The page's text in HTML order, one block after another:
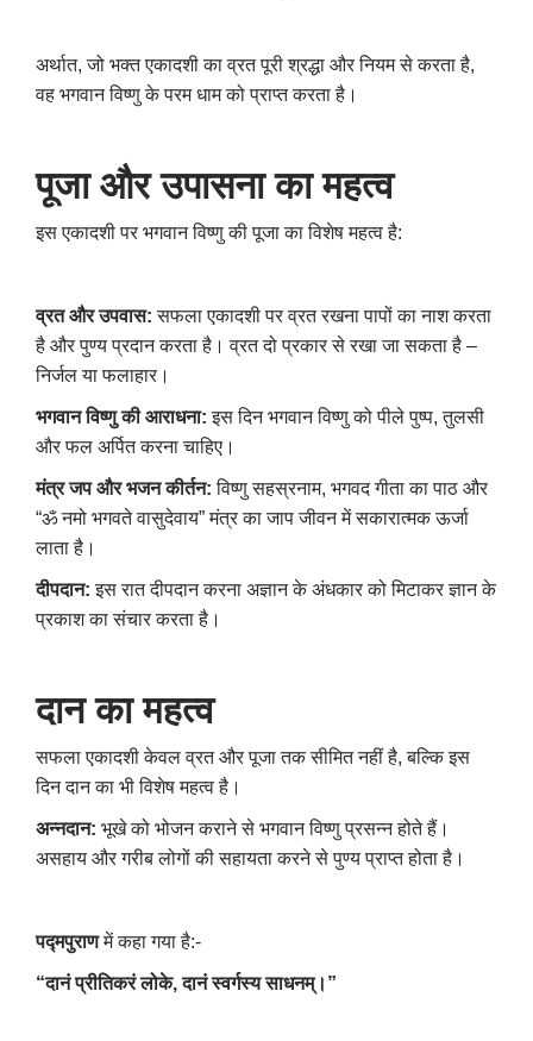
अर्थात,जो भक्त एकादशी का व्रत पूरी श्रद्धा और नियम से करता है,
वह भगवान विष्णु के परम धाम को प्राप्त करता है।
पूजा और उपासना का महत्व
इस एकादशी पर भगवान विष्णु की पूजा का विशेष महत्व है:
व्रत और उपवास: सफला एकादशी पर व्रत रखना पापों का नाश करता
है और पुण्य प्रदान करता है। व्रत दो प्रकार से रखा जा सकता है –
निर्जल या फलाहार।
भगवान विष्णु की आराधना: इस दिन भगवान विष्णु को पीले पुष्प,तुलसी
और फल अर्पित करना चाहिए।
मंत्र जप और भजन कीर्तन: विष्णु सहस्रनाम, भगवद गीता का पाठ और
“ॐ नमो भगवते वासुदेवाय” मंत्र का जाप जीवन में सकारात्मक ऊर्जा
लाता है।
दीपदान: इस रात दीपदान करना अज्ञान के अंधकार को मिटाकर ज्ञान के
प्रकाश का संचार करता है।
दान का महत्व
सफला एकादशी केवल व्रत और पूजा तक सीमित नहीं है,बल्कि इस
दिन दान का भी विशेष महत्व है।
अन्नदान: भूखे को भोजन कराने से भगवान विष्णु प्रसन्न होते हैं।
असहाय और गरीब लोगों की सहायता करने से पुण्य प्राप्त होता है।
पद्मपुराणमें कहा गया है:-
“दानं प्रीतिकरं लोके,दानं स्वर्गस्य साधनम्।”